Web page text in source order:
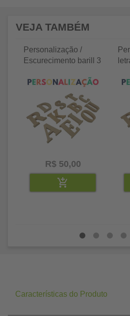
VEJA TAMBÉM
Personalização /
Escurecimento barill 3
R$ 50,00
Características do Produto